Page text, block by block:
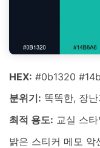
HEX: #0b1320
분위기: 똑똑한, 장
최적 용도: 교실 스
밝은 스티커 메모 악